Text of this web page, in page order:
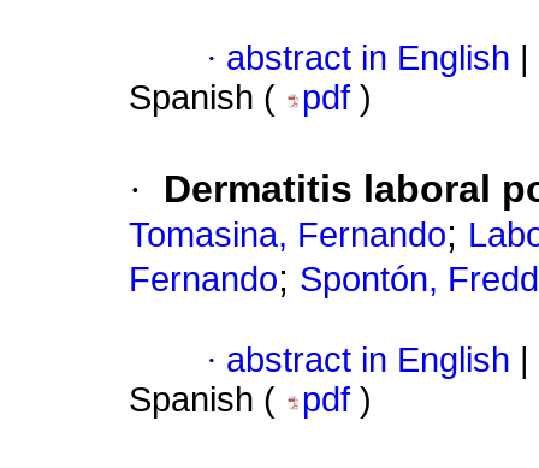
· abstract in English
Spanish (
pdf )
· Dermatitis laboral
Tomasina, Fernando;
Fernando; Spontón,
· abstract in English
Spanish (
pdf )